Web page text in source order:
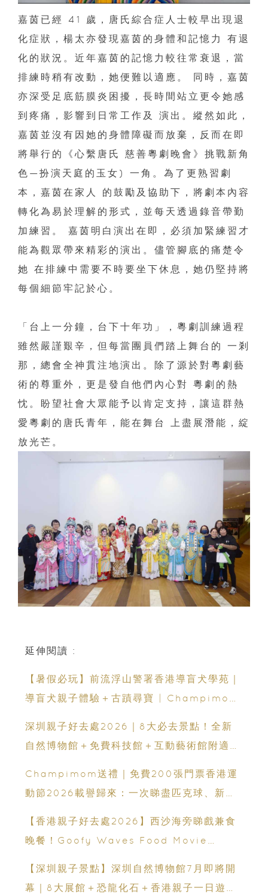
嘉茵已經 41 歲，唐氏綜合症人士較早出現退
化症狀，楊太亦發現嘉茵的身體和記憶力 有退
化的狀況。近年嘉茵的記憶力較往常衰退，當
排練時稍有改動，她便難以適應。 同時，嘉茵
亦深受足底筋膜炎困擾，長時間站立更令她感
到疼痛，影響到日常工作及 演出。縱然如此，
嘉茵並沒有因她的身體障礙而放棄，反而在即
將舉行的《心繫唐氏 慈善粵劇晚會》挑戰新角
色—扮演天庭的玉女) 一角。為了更熟習劇
本，嘉茵在家人 的鼓勵及協助下，將劇本內容
轉化為易於理解的形式，並每天透過錄音帶勤
加練習。 嘉茵明白演出在即，必須加緊練習才
能為觀眾帶來精彩的演出。儘管腳底的痛楚令
她 在排練中需要不時要坐下休息，她仍堅持將
每個細節牢記於心。
「台上一分鐘，台下十年功」，粵劇訓練過程
雖然嚴謹艱辛，但每當團員們踏上舞台的 一剎
那，總會全神貫注地演出。除了源於對粵劇藝
術的尊重外，更是發自他們內心對 粵劇的熱
忱。盼望社會大眾能予以肯定支持，讓這群熱
愛粵劇的唐氏青年，能在舞台 上盡展潛能，綻
放光芒。
延伸閱讀 :
【暑假必玩】前流浮山警署香港導盲犬學苑｜
導盲犬親子體驗＋古蹟尋寶 | Champimom
深圳親子好去處2026｜8大必去景點！全新
自然博物館＋免費科技館＋互動藝術館附適合
Champimom送禮｜免費200張門票香港運
動節2026載譽歸來：一次睇盡匹克球、新興
【香港親子好去處2026】西沙海旁睇戲兼食
晚餐！Goofy Waves Food Movie
【深圳親子景點】深圳自然博物館7月即將開
幕｜8大展館＋恐龍化石＋香港親子一日遊推